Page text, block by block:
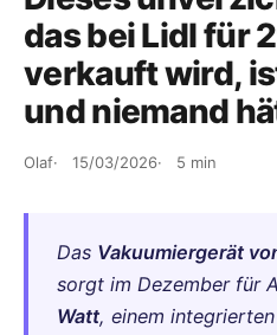
das bei Lidl für
verkauft wird,
und niemand
Olaf 15/03/2026 5 min
Das Vakuumiergerät
sorgt im Dezember für
Watt, einem